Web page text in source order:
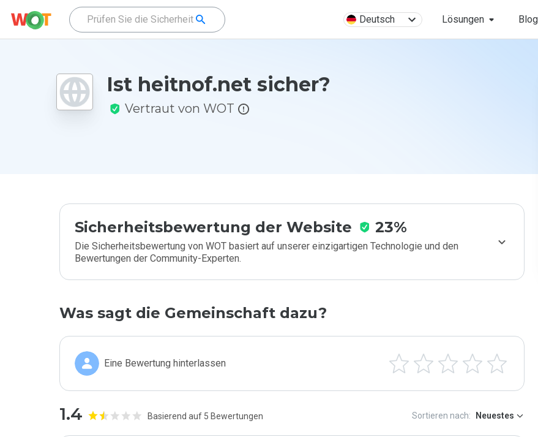
Deutsch Lösungen Blog
Ist heitnof.net sicher?
Vertraut von WOT
Sicherheitsbewertung der Website 23%
Die Sicherheitsbewertung von WOT basiert auf unserer einzigartigen Technologie und den
Bewertungen der Community-Experten.
Was sagt die Gemeinschaft dazu?
Eine Bewertung hinterlassen
1.4 Basierend auf 5 Bewertungen Sortieren nach: Neuestes